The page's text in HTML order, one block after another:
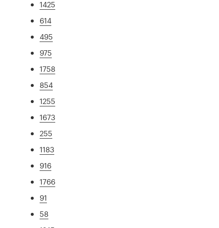
1425
614
495
975
1758
854
1255
1673
255
1183
916
1766
91
58